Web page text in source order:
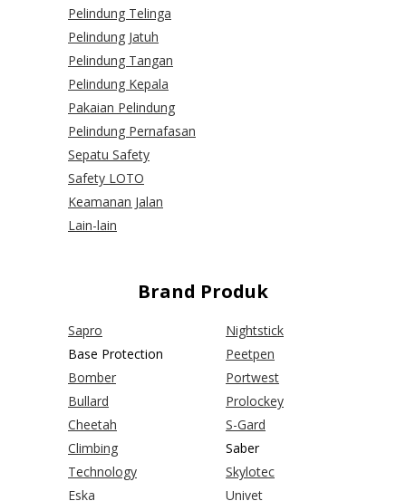
Pelindung Telinga
Pelindung Jatuh
Pelindung Tangan
Pelindung Kepala
Pakaian Pelindung
Pelindung Pernafasan
Sepatu Safety
Safety LOTO
Keamanan Jalan
Lain-lain
Brand Produk
Sapro
Base Protection
Bomber
Bullard
Cheetah
Climbing
Technology
Eska
Nightstick
Peetpen
Portwest
Prolockey
S-Gard
Saber
Skylotec
Univet